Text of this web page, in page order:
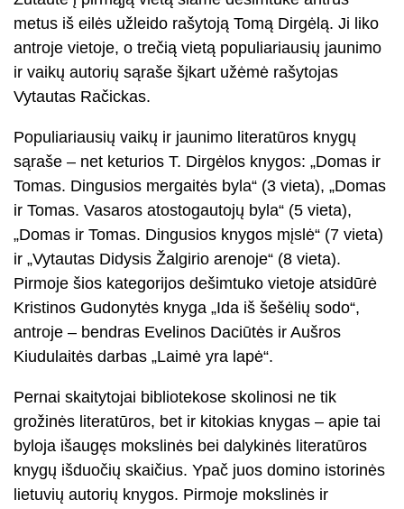
metus iš eilės užleido rašytoją Tomą Dirgėlą. Ji liko
antroje vietoje, o trečią vietą populiariausių jaunimo
ir vaikų autorių sąraše šįkart užėmė rašytojas
Vytautas Račickas.
Populiariausių vaikų ir jaunimo literatūros knygų
sąraše – net keturios T. Dirgėlos knygos: „Domas ir
Tomas. Dingusios mergaitės byla“ (3 vieta), „Domas
ir Tomas. Vasaros atostogautojų byla“ (5 vieta),
„Domas ir Tomas. Dingusios knygos mįslė“ (7 vieta)
ir „Vytautas Didysis Žalgirio arenoje“ (8 vieta).
Pirmoje šios kategorijos dešimtuko vietoje atsidūrė
Kristinos Gudonytės knyga „Ida iš šešėlių sodo“,
antroje – bendras Evelinos Daciūtės ir Aušros
Kiudulaitės darbas „Laimė yra lapė“.
Pernai skaitytojai bibliotekose skolinosi ne tik
grožinės literatūros, bet ir kitokias knygas – apie tai
byloja išaugęs mokslinės bei dalykinės literatūros
knygų išduočių skaičius. Ypač juos domino istorinės
lietuvių autorių knygos. Pirmoje mokslinės ir